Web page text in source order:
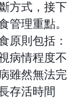
方式，接下
管理重點。
原則包括：
病情程度不
雖然無法完
存活時間